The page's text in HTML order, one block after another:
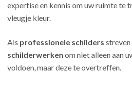
expertise en kennis om uw ruimte te
vleugje kleur.
Als professionele schilders streven
schilderwerken om niet alleen aan
voldoen, maar deze te overtreffen.